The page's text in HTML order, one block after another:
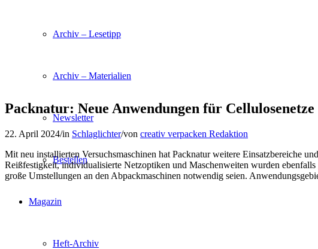
Archiv – Lesetipp
Archiv – Materialien
Newsletter
Bestellen
Magazin
Heft-Archiv
Packnatur: Neue Anwendungen für Cellulosenetze
22. April 2024/in Schlaglichter/von creativ verpacken Redaktion
Mit neu installierten Versuchsmaschinen hat Packnatur weitere Einsatzbereiche
Reißfestigkeit, individualisierte Netzoptiken und Maschenweiten wurden
große Umstellungen an den Abpackmaschinen notwendig seien.